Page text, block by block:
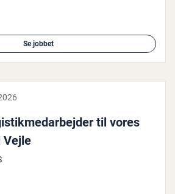
Se jobbet
til vores
Vejle